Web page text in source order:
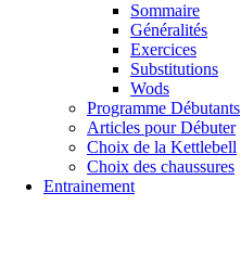
Sommaire
Généralités
Exercices
Substitutions
Wods
Programme Débutants
Articles pour Débuter
Choix de la Kettlebell
Choix des chaussures
Entrainement